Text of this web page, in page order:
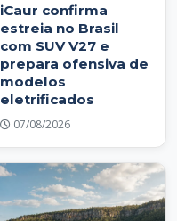
iCaur confirma
estreia no Brasil
com SUV V27 e
prepara ofensiva de
modelos
eletrificados
07/08/2026